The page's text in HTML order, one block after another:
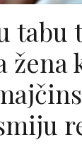
tabu
žena